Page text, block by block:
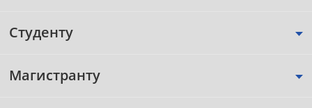
Студенту
Магистранту